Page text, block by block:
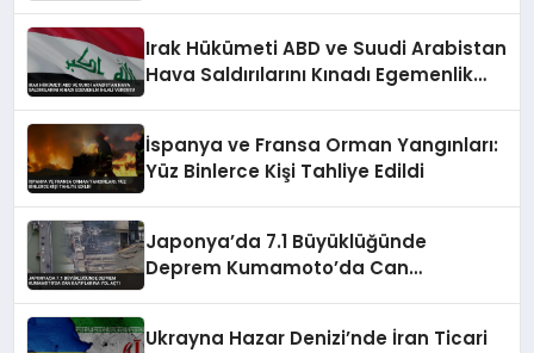
Irak Hükümeti ABD ve Suudi Arabistan
Hava Saldırılarını Kınadı Egemenlik
İspanya ve Fransa Orman Yangınları:
Yüz Binlerce Kişi Tahliye Edildi
Japonya’da 7.1 Büyüklüğünde
Deprem Kumamoto’da Can
Ukrayna Hazar Denizi’nde İran Ticari